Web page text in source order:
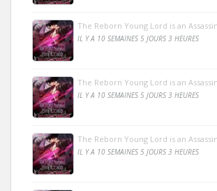
The Reborn Young Lord is an
IL Y A 10 SEMAINES 5 JOURS 3 HEURES
The Reborn Young Lord is an
IL Y A 10 SEMAINES 5 JOURS 3 HEURES
The Reborn Young Lord is an
IL Y A 10 SEMAINES 5 JOURS 3 HEURES